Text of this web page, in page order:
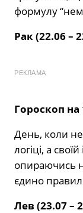
формулу
Рак (22.06 –
РЕКЛАМА
Гороскоп на
День, коли
логіці, а
опираючись
єдино
Лев (23.07 –